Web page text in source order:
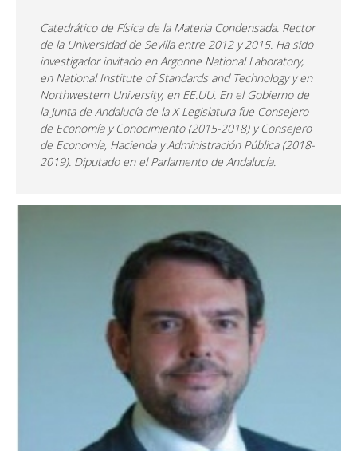
Catedrático de Física de la Materia Condensada. Rector
de la Universidad de Sevilla entre 2012 y 2015. Ha sido
investigador invitado en Argonne National Laboratory,
en National Institute of Standards and Technology y en
Northwestern University, en EE.UU. En el Gobierno de
la Junta de Andalucía de la X Legislatura fue Consejero
de Economía y Conocimiento (2015-2018) y Consejero
de Economía, Hacienda y Administración Pública (2018-
2019). Diputado en el Parlamento de Andalucía.